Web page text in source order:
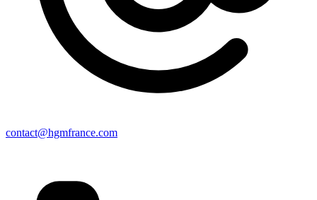
contact@hgmfrance.com